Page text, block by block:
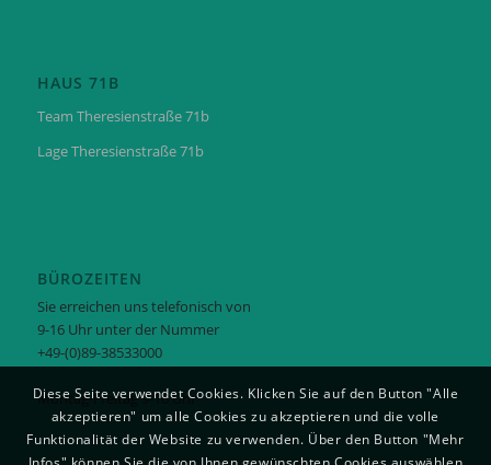
HAUS 71B
Team Theresienstraße 71b
Lage Theresienstraße 71b
BÜROZEITEN
Sie erreichen uns telefonisch von
9-16 Uhr unter der Nummer
+49-(0)89-38533000
Montag-Freitag 9-16 Uhr
Diese Seite verwendet Cookies. Klicken Sie auf den Button "Alle
akzeptieren" um alle Cookies zu akzeptieren und die volle
Funktionalität der Website zu verwenden. Über den Button "Mehr